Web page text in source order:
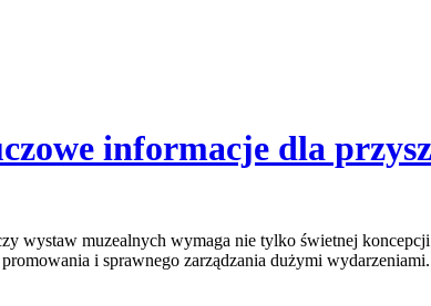
informacje dla
wystaw muzealnych wymaga nie tylko świetnej
promowania i sprawnego zarządzania dużymi